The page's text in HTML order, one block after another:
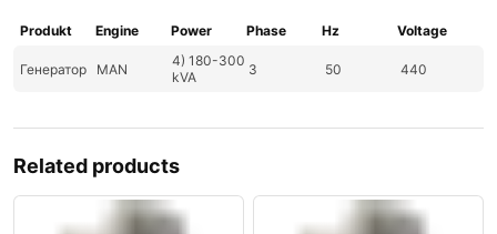
Produkt Engine Power Phase Hz Voltage
Генератор MAN
4) 180-300
kVA
3 50 440
Related products